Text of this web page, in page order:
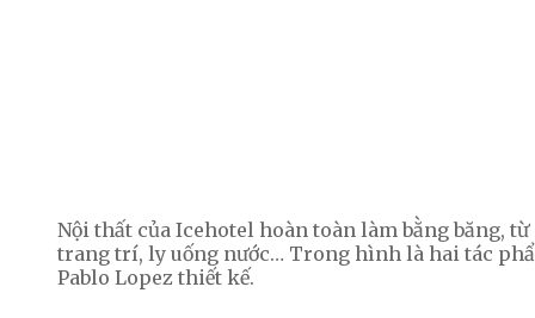
Nội thất của Icehotel hoàn toàn làm bằng băng,
trang trí, ly uống nước… Trong hình là hai tác
Pablo Lopez thiết kế.